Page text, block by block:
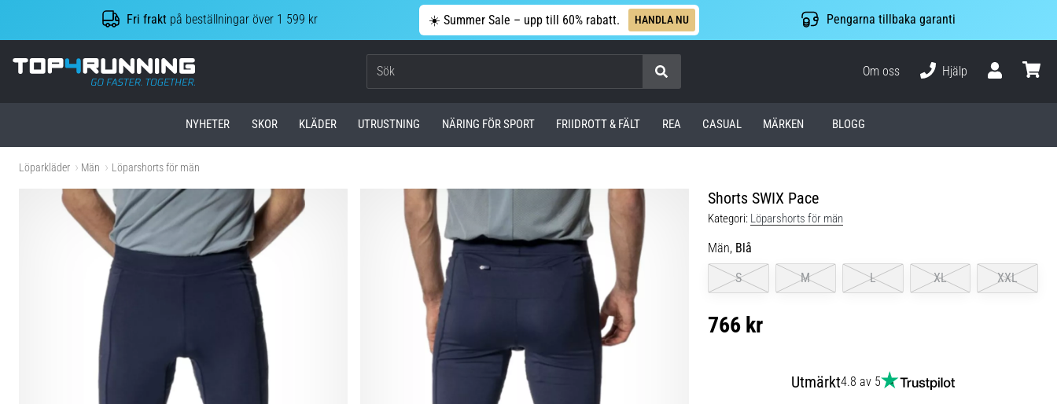
Fri frakt på beställningar över 1 599 kr ☀️ Summer Sale – upp till 60% rabatt. HANDLA NU Pengarna tillbaka garanti
Top4Running.se
Om oss
Hjälp
NYHETER SKOR KLÄDER UTRUSTNING NÄRING FÖR SPORT FRIIDROTT & FÄLT REA CASUAL MÄRKEN BLOGG
Löparkläder Män Löparshorts för män
Shorts SWIX Pace
Kategori: Löparshorts för män
Män, Blå
S
M L XL XXL
766 kr
Utmärkt4.8 av 5